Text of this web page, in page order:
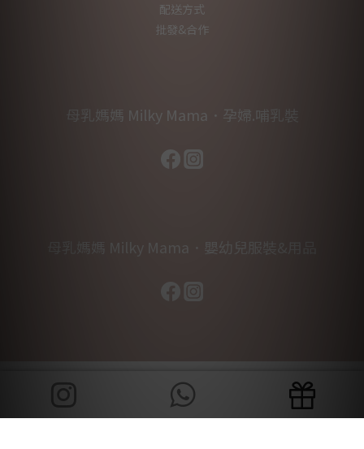
立即購買
配送方式
批發&合作
母乳媽媽 Milky Mama．孕婦.哺乳裝
母乳媽媽 Milky Mama．嬰幼兒服裝&用品